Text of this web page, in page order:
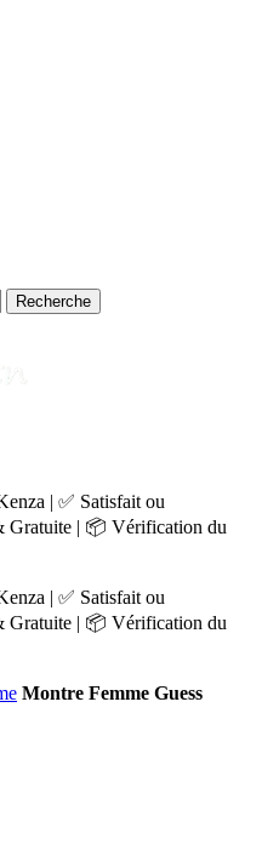
Recherche
| ✅ Satisfait ou
Gratuite | 📦 Vérification du
| ✅ Satisfait ou
Gratuite | 📦 Vérification du
Montre Femme Guess